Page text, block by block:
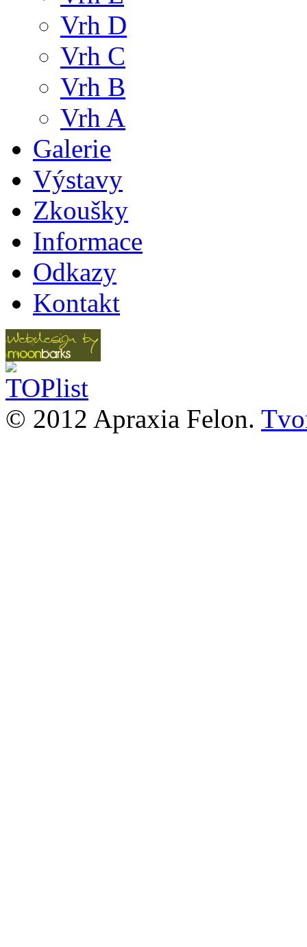
Vrh D
Vrh C
Vrh B
Vrh A
Galerie
Výstavy
Zkoušky
Informace
Odkazy
Kontakt
© 2012 Apraxia Felon.